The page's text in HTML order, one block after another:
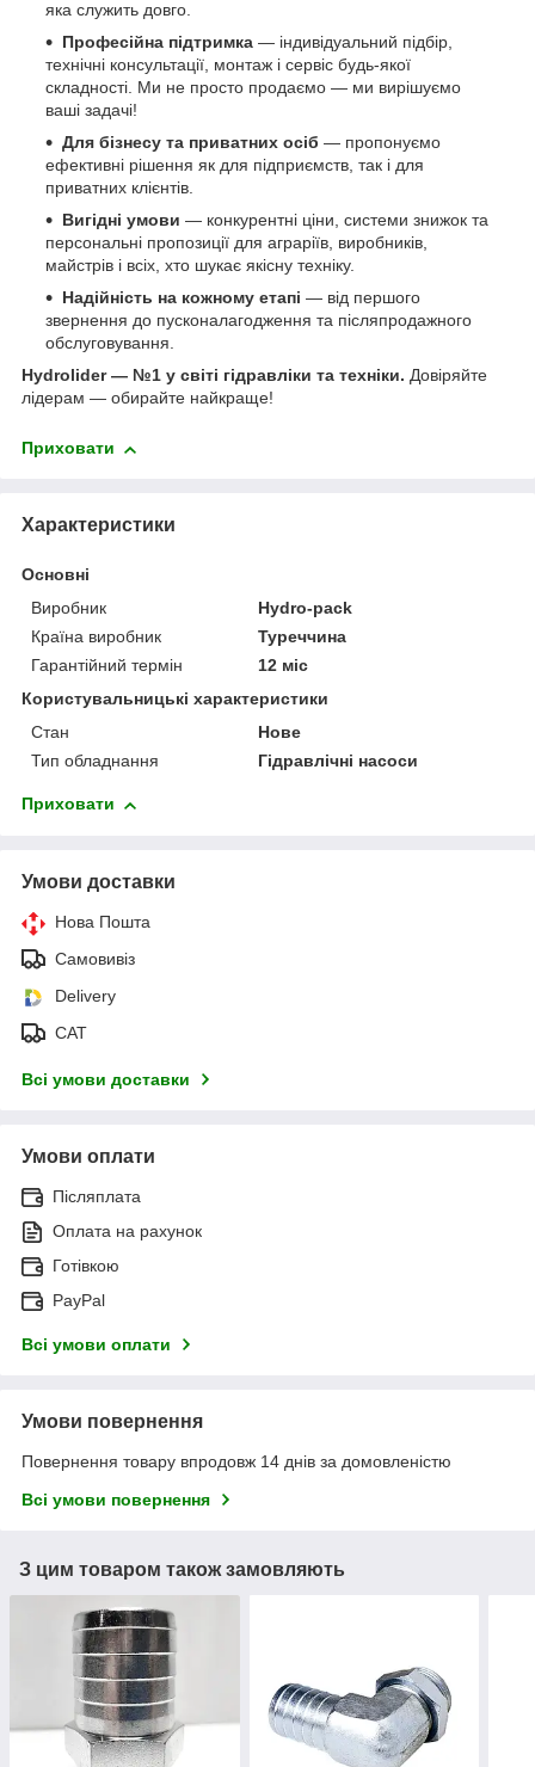
яка служить довго.
Професійна підтримка — індивідуальний підбір,
технічні консультації, монтаж і сервіс будь-якої
складності. Ми не просто продаємо — ми вирішуємо
ваші задачі!
Для бізнесу та приватних осіб — пропонуємо
ефективні рішення як для підприємств, так і для
приватних клієнтів.
Вигідні умови — конкурентні ціни, системи знижок та
персональні пропозиції для аграріїв, виробників,
майстрів і всіх, хто шукає якісну техніку.
Надійність на кожному етапі — від першого
звернення до пусконалагодження та післяпродажного
обслуговування.
Hydrolider — №1 у світі гідравліки та техніки. Довіряйте
лідерам — обирайте найкраще!
Приховати
Характеристики
Основні
Виробник
Hydro-pack
Країна виробник
Туреччина
Гарантійний термін
12 міс
Користувальницькі характеристики
Стан
Нове
Тип обладнання
Гідравлічні насоси
Приховати
Умови доставки
Нова Пошта
Самовивіз
Delivery
САТ
Всі умови доставки
Умови оплати
Післяплата
Оплата на рахунок
Готівкою
PayPal
Всі умови оплати
Умови повернення
Повернення товару впродовж 14 днів за домовленістю
Всі умови повернення
З цим товаром також замовляють